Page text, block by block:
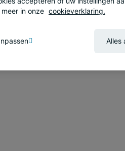
in onze cookieverklaring.
Alles